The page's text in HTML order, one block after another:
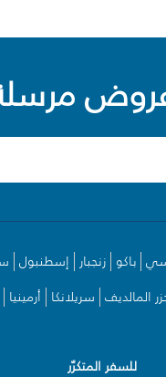
باكو زنجبار إسطنبول
المالديف سريلانكا أرمينيا
للسفر المتكرّر